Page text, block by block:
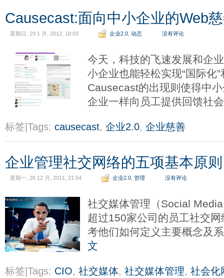
Causecast:面向中小企业的Web
星期日, 29 1 月, 2012, 18:03 企业2.0 动态 没有评论
今天，科技的飞速发展和企
小企业也能轻松实现“国际化”
Causecast的出现则使得中
企业一样向员工提供回馈社
标签|Tags: causecast, 企业2.0, 企业慈善
企业管理社交网络的五项基本原则
星期一, 26 12 月, 2011, 21:54 企业2.0 管理 没有评论
社交媒体管理（Social
超过150家公司的员工社交
考他们如何定义主要概念及
文
标签|Tags: CIO, 社交媒体, 社交媒体管理, 社会化